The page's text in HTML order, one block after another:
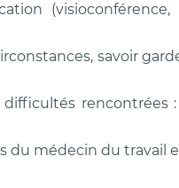
(visioconférence,
savoir
rencontrées
du médecin du travail